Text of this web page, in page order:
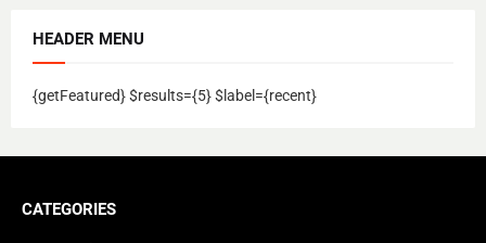
HEADER MENU
{getFeatured} $results={5} $label={recent}
CATEGORIES